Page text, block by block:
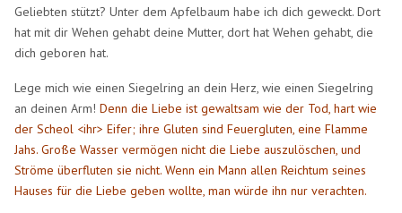
Geliebten stützt? Unter dem Apfelbaum habe ich dich geweckt. Dort
hat mit dir Wehen gehabt deine Mutter, dort hat Wehen gehabt, die
dich geboren hat.
Lege mich wie einen Siegelring an dein Herz, wie einen Siegelring
an deinen Arm!Denn die Liebe ist gewaltsam wie der Tod, hart wie
der Scheol <ihr> Eifer; ihre Gluten sind Feuergluten, eine Flamme
Jahs. Große Wasser vermögen nicht die Liebe auszulöschen, und
Ströme überfluten sie nicht. Wenn ein Mann allen Reichtum seines
Hauses für die Liebe geben wollte, man würde ihn nur verachten.